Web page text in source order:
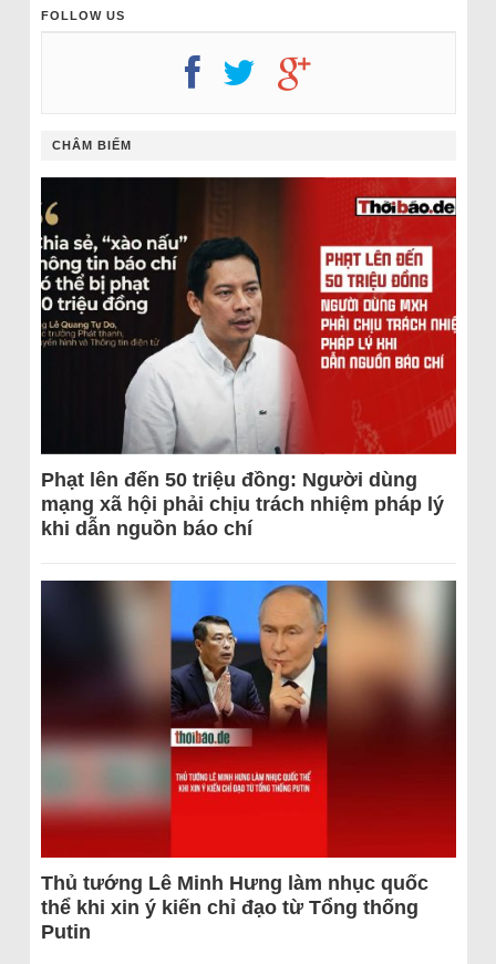
FOLLOW US
CHÂM BIẾM
Phạt lên đến 50 triệu đồng: Người dùng
mạng xã hội phải chịu trách nhiệm pháp lý
khi dẫn nguồn báo chí
Thủ tướng Lê Minh Hưng làm nhục quốc
thể khi xin ý kiến chỉ đạo từ Tổng thống
Putin